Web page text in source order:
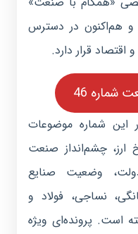
منتشر شد و هم‌اکنون در دسترس
قرار دارد.
شماره 46
این شماره موضوعات
ارز، چشم‌انداز صنعت
وضعیت صنایع
نساجی، فولاد و
است. پرونده‌ای ویژه